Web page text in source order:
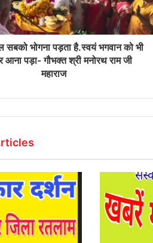
सबको भोगना पड़ता है.स्वयं भगवान को भी
आना पड़ा- गौभक्त श्री मनोरथ राम जी
महाराज